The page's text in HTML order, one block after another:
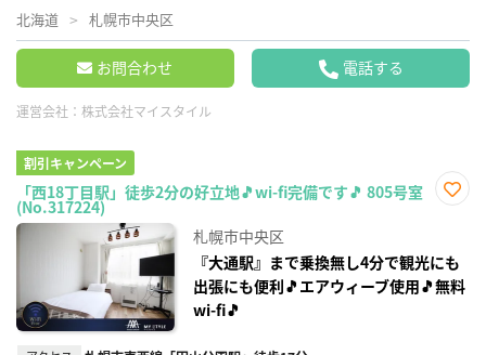
北海道 札幌市中央区
お問合わせ 電話する
運営会社： 株式会社マイスタイル
割引キャンペーン
「西18丁目駅」徒歩2分の好立地🎵wi-fi完備です🎵 805号室
(No.317224)
録
札幌市中央区
『大通駅』まで乗換無し4分で観光にも
出張にも便利🎵エアウィーブ使用🎵無料
wi-fi🎵